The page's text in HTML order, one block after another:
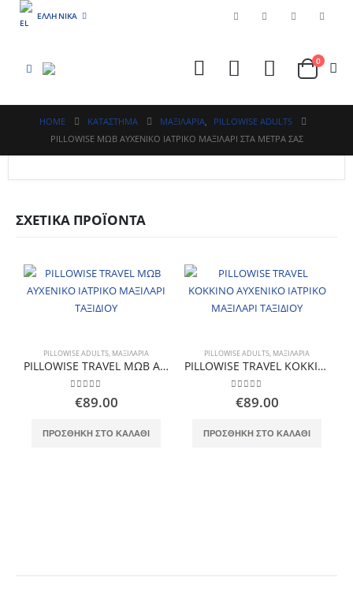
ΕΛΛΗΝΙΚΆ
0
HOME ΚΑΤΆΣΤΗΜΑ ΜΑΞΙΛΑΡΙΑ,
PILLOWISE ADULTS
PILLOWISE ΜΩΒ ΑΥΧΕΝΙΚΟ ΙΑΤΡΙΚΟ ΜΑΞΙΛΑΡΙ ΣΤΑ ΜΕΤΡΑ ΣΑΣ
ΣΧΕΤΙΚΆ ΠΡΟΪΌΝΤΑ
PILLOWISE ADULTS, ΜΑΞΙΛΑΡΙΑ
PILLOWISE TRAVEL ΜΩΒ ΑΥΧΕΝΙΚΟ ΙΑΤΡΙΚΟ ΜΑΞΙΛΑΡΙ ΤΑΞΙΔΙΟΥ
out of 5
€89.00
ΠΡΟΣΘΉΚΗ ΣΤΟ ΚΑΛΆΘΙ
PILLOWISE ADULTS, ΜΑΞΙΛΑΡΙΑ
PILLOWISE TRAVEL ΚΟΚΚΙΝΟ ΑΥΧΕΝΙΚΟ ΙΑΤΡΙΚΟ ΜΑΞΙΛΑΡΙ ΤΑΞΙΔΙΟΥ
out of 5
€89.00
ΠΡΟΣΘΉΚΗ ΣΤΟ ΚΑΛΆΘΙ